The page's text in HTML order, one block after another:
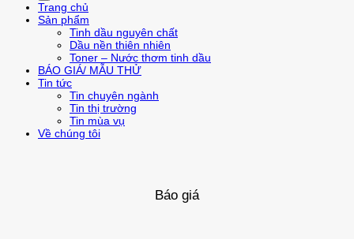
Trang chủ
Sản phẩm
Tinh dầu nguyên chất
Dầu nền thiên nhiên
Toner – Nước thơm tinh dầu
BÁO GIÁ/ MẪU THỬ
Tin tức
Tin chuyên ngành
Tin thị trường
Tin mùa vụ
Về chúng tôi
Báo giá